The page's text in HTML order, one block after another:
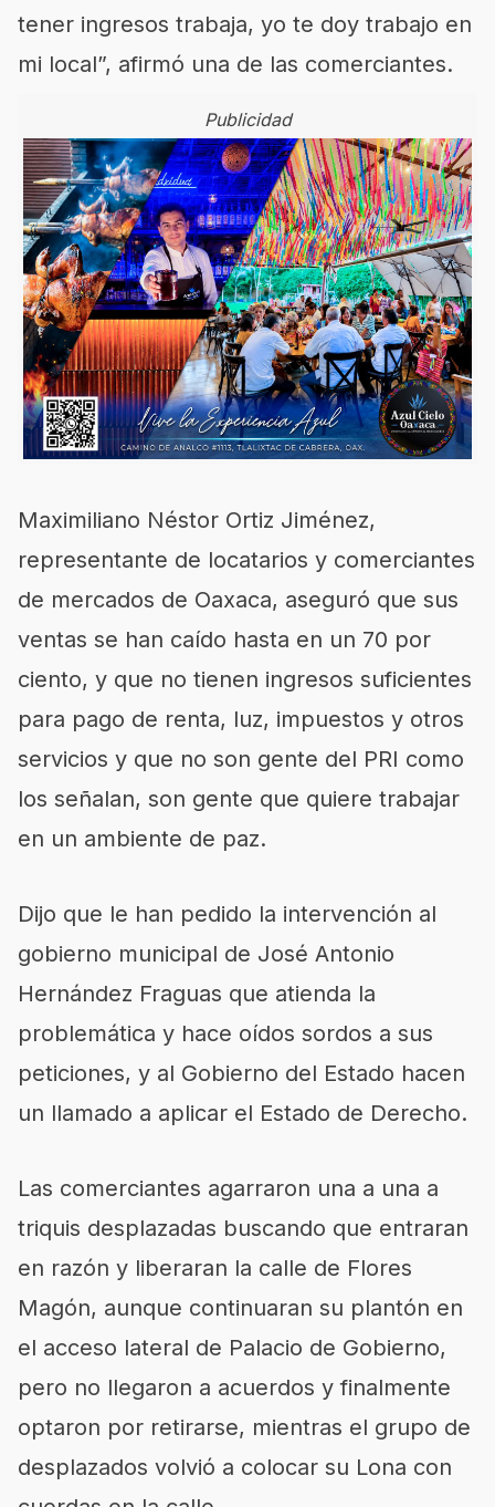
tener ingresos trabaja, yo te doy trabajo en
mi local”, afirmó una de las comerciantes.
Publicidad
Maximiliano Néstor Ortiz Jiménez,
representante de locatarios y comerciantes
de mercados de Oaxaca, aseguró que sus
ventas se han caído hasta en un 70 por
ciento, y que no tienen ingresos suficientes
para pago de renta, luz, impuestos y otros
servicios y que no son gente del PRI como
los señalan, son gente que quiere trabajar
en un ambiente de paz.
Dijo que le han pedido la intervención al
gobierno municipal de José Antonio
Hernández Fraguas que atienda la
problemática y hace oídos sordos a sus
peticiones, y al Gobierno del Estado hacen
un llamado a aplicar el Estado de Derecho.
Las comerciantes agarraron una a una a
triquis desplazadas buscando que entraran
en razón y liberaran la calle de Flores
Magón, aunque continuaran su plantón en
el acceso lateral de Palacio de Gobierno,
pero no llegaron a acuerdos y finalmente
optaron por retirarse, mientras el grupo de
desplazados volvió a colocar su Lona con